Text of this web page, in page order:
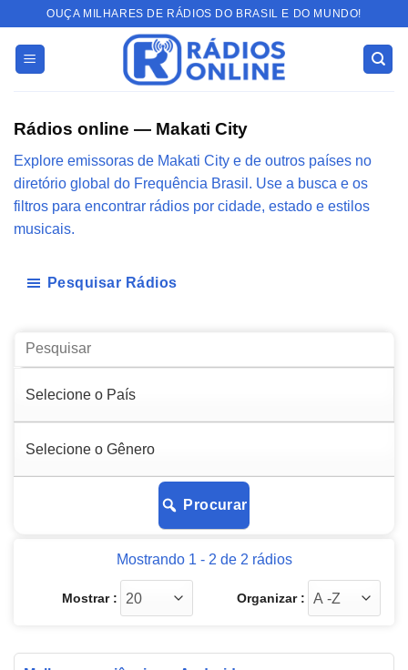
content
OUÇA MILHARES DE RÁDIOS DO BRASIL E DO MUNDO!
Rádios online — Makati City
Explore emissoras de Makati City e de outros países no
diretório global do Frequência Brasil. Use a busca e os
filtros para encontrar rádios por cidade, estado e estilos
musicais.
Pesquisar Rádios
Procurar
Mostrando 1 - 2 de 2 rádios
Mostrar : Organizar :